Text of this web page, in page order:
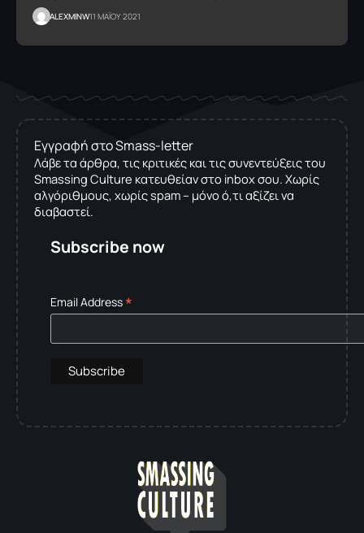
ALEXMINW11 ΜΑΪΟΥ 2021
Εγγραφή στο Smass-letter
Λάβε τα άρθρα, τις κριτικές και τις συνεντεύξεις του
Smassing Culture κατευθείαν στο inbox σου. Χωρίς
αλγόριθμους, χωρίς spam – μόνο ό,τι αξίζει να
διαβαστεί.
Subscribe now
Email Address*